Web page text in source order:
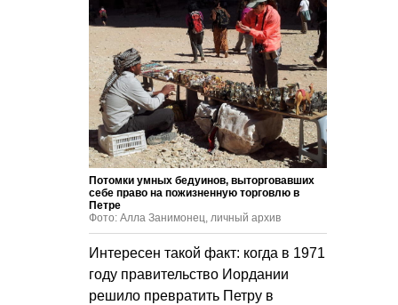
Потомки умных бедуинов, выторговавших
себе право на пожизненную торговлю в
Петре
Фото: Алла Занимонец, личный архив
Интересен такой факт: когда в 1971
году правительство Иордании
решило превратить Петру в